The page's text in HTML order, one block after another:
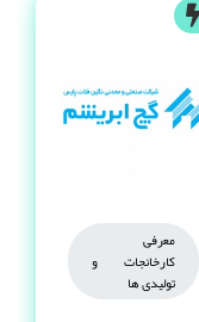
معرفی
کارخانجات و
تولیدی ها